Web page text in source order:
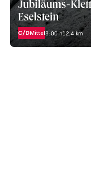
Jubiläums-
Eselstein
C/DMittel8:00 h12,4 km